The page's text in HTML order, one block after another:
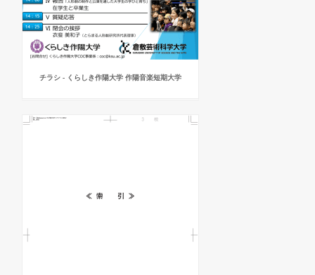
チラシ - くらしき作陽大学 作陽音楽短期大学